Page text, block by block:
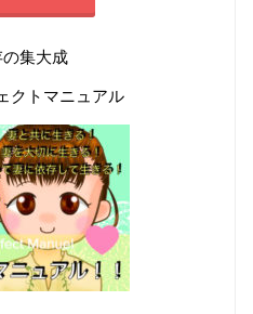
集大成
クトマニュアル